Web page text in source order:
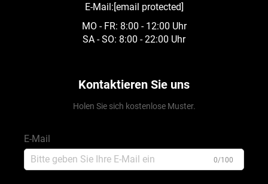
E-Mail:[email protected]
MO - FR: 8:00 - 12:00 Uhr
SA - SO: 8:00 - 22:00 Uhr
Kontaktieren Sie uns
Holen Sie sich kostenlose Muster.
E-Mail
0/100